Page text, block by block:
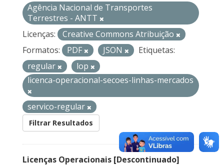
Agência Nacional de Transportes
Terrestres - ANTT
Licenças:
Creative Commons Atribuição
Formatos:
PDF JSON
Etiquetas:
regular
lop
licenca-operacional-secoes-linhas-mercados
servico-regular
Filtrar Resultados
Licenças Operacionais [Descontinuado]